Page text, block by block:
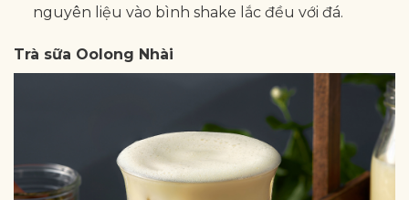
nguyên liệu vào bình shake lắc đều với đá.
Trà sữa Oolong Nhài